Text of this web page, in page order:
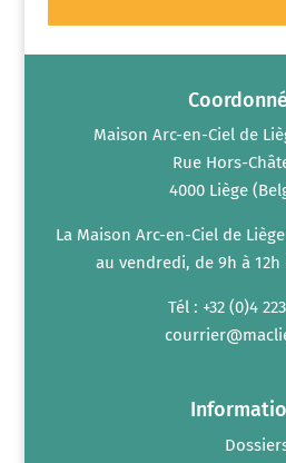
Maison Arc-en-Ciel de
Rue Hors-
4000 Liège
La Maison Arc-en-Ciel de
au vendredi, de 9h à 12h
Tél : +32 (0)4